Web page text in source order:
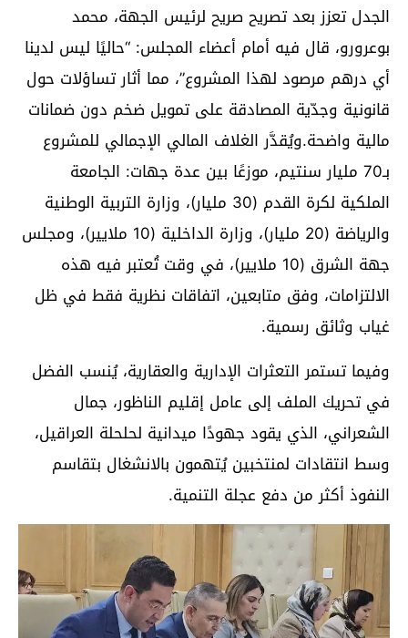
الجدل تعزز بعد تصريح صريح لرئيس الجهة، محمد
بوعرورو، قال فيه أمام أعضاء المجلس: “حاليًا ليس لدينا
أي درهم مرصود لهذا المشروع”، مما أثار تساؤلات حول
قانونية وجدّية المصادقة على تمويل ضخم دون ضمانات
مالية واضحة.ويُقدَّر الغلاف المالي الإجمالي للمشروع
بـ70 مليار سنتيم، موزعًا بين عدة جهات: الجامعة
الملكية لكرة القدم (30 مليار)، وزارة التربية الوطنية
والرياضة (20 مليار)، وزارة الداخلية (10 ملايير)، ومجلس
جهة الشرق (10 ملايير)، في وقت تُعتبر فيه هذه
الالتزامات، وفق متابعين، اتفاقات نظرية فقط في ظل
غياب وثائق رسمية.
وفيما تستمر التعثرات الإدارية والعقارية، يُنسب الفضل
في تحريك الملف إلى عامل إقليم الناظور، جمال
الشعراني، الذي يقود جهودًا ميدانية لحلحلة العراقيل،
وسط انتقادات لمنتخبين يُتهمون بالانشغال بتقاسم
النفوذ أكثر من دفع عجلة التنمية.